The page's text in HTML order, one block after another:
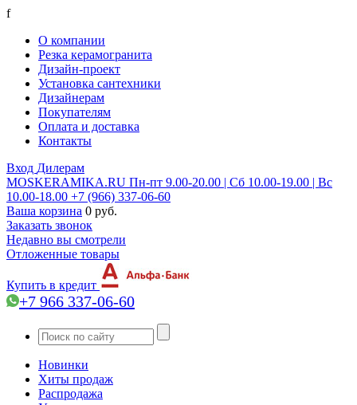
f
О компании
Резка керамогранита
Дизайн-проект
Установка сантехники
Дизайнерам
Покупателям
Оплата и доставка
Контакты
Вход Дилерам
MOSKERAMIKA.RU Пн-пт 9.00-20.00 | Сб 10.00-19.00 | Вс
10.00-18.00 +7 (966) 337-06-60
Ваша корзина 0 руб.
Заказать звонок
Недавно вы смотрели
Отложенные товары
Купить в кредит
+7 966 337-06-60
Новинки
Хиты продаж
Распродажа